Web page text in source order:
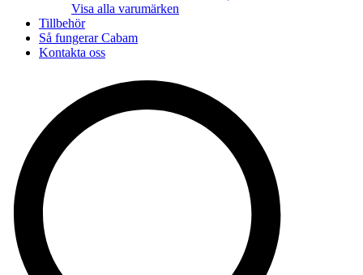
Visa alla varumärken
Tillbehör
Så fungerar Cabam
Kontakta oss